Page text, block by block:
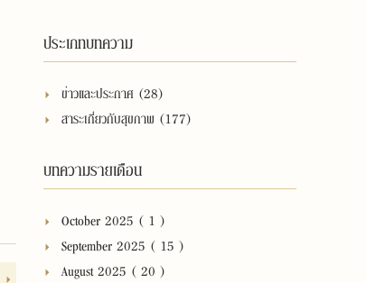
ประเภทบทความ
ข่าวและประกาศ (28)
สาระเกี่ยวกับสุขภาพ (177)
บทความรายเดือน
October 2025 ( 1 )
September 2025 ( 15 )
August 2025 ( 20 )